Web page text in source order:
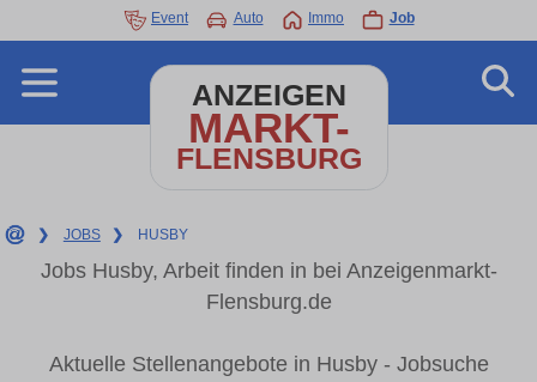
Event Auto Immo Job
ANZEIGEN
MARKT-
FLENSBURG
❯ JOBS ❯ HUSBY
Jobs Husby, Arbeit finden in bei Anzeigenmarkt-
Flensburg.de
Aktuelle Stellenangebote in Husby - Jobsuche